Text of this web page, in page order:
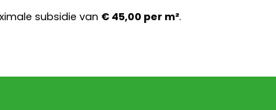
subsidie van € 45,00 per m².